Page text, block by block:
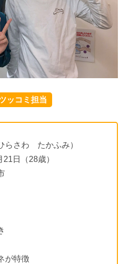
ッコミ担当
らさわ たかふみ）
日（28歳）
が特徴